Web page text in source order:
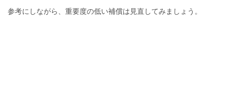
参考にしながら、重要度の低い補償は見直してみましょう。